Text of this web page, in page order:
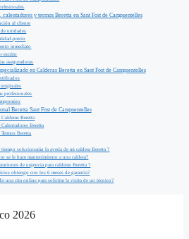
y termos Beretta en Sant Fost de Campsentelles
al cliente
unidades
precio
inmediato
escrito
aseguradoras
en Calderas Beretta en Sant Fost de Campsentelles
originales
profesionales
Beretta Sant Fost de Campsentelles
Calderas Beretta
Calentadores Beretta
Beretta
tiempo solucionarán la avería de mi caldera Beretta ?
se le hace mantenimiento a una caldera?
de urgencia para calderas Beretta ?
obtengo con los 6 meses de garantía?
una cita online para solicitar la visita de un técnico?
2026